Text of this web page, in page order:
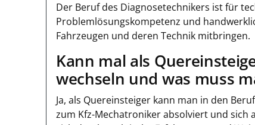
Der Beruf des Diagnosetechnikers ist für
Problemlösungskompetenz und
Fahrzeugen und deren Technik mitbringen.
Kann mal als
wechseln und was muss
Ja, als Quereinsteiger kann man in den
zum Kfz-Mechatroniker absolviert und sich